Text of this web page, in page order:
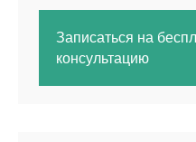
Записаться на
консультацию